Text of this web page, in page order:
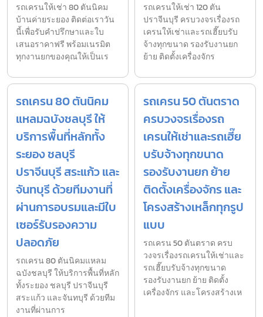
รถเครนให้เช่า 80 ตันนิคม
บ้านค่ายระยอง ติดต่อเราวัน
นี้เพื่อรับคำปรึกษาและใบ
เสนอราคาฟรี พร้อมเนรมิต
ทุกงานยกของคุณให้เป็นเร
รถเครนให้เช่า 120 ตัน
ปราจีนบุรี ครบวงจรเรื่องรถ
เครนให้เช่าและรถเฮี๊ยบรับ
จ้างทุกขนาด รองรับงานยก
ย้าย ติดตั้งเครื่องจักร
รถเครน 80 ตันนิคม
แหลมฉบังชลบุรี ให้
บริการพื้นที่หลักทั้ง
ระยอง ชลบุรี
ปราจีนบุรี สระแก้ว และ
จันทบุรี ด้วยทีมงานที่
ผ่านการอบรมและมีใบ
เซอร์รับรองความ
ปลอดภัย
รถเครน 80 ตันนิคมแหลม
ฉบังชลบุรี ให้บริการพื้นที่หลัก
ทั้งระยอง ชลบุรี ปราจีนบุรี
สระแก้ว และจันทบุรี ด้วยทีม
งานที่ผ่านการ
รถเครน 50 ตันตราด
ครบวงจรเรื่องรถ
เครนให้เช่าและรถเฮี๊ย
บรับจ้างทุกขนาด
รองรับงานยก ย้าย
ติดตั้งเครื่องจักร และ
โครงสร้างเหล็กทุกรูป
แบบ
รถเครน 50 ตันตราด ครบ
วงจรเรื่องรถเครนให้เช่าและ
รถเฮี๊ยบรับจ้างทุกขนาด
รองรับงานยก ย้าย ติดตั้ง
เครื่องจักร และโครงสร้างเห